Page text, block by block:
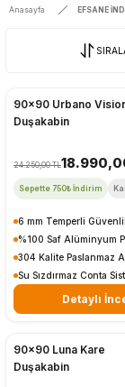
Anasayfa EFSANE
90x90 Urbano
Duşakabin
24.250,00 TL
Sepette 750₺ İndirim
6 mm Temperli
%100 Saf Alüminyum
304 Kalite Paslanmaz
Su Sızdırmaz Conta
Detaylı
90x90 Luna Kare
Duşakabin